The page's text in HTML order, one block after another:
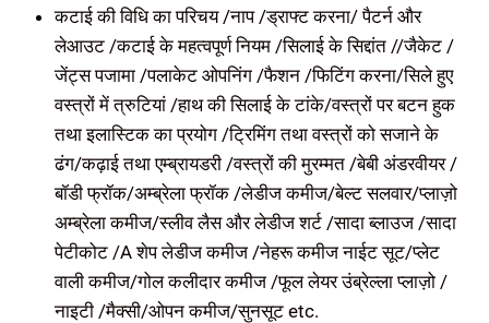
कटाई की विधि का परिचय /नाप /ड्राफ्ट करना/ पैटर्न और
लेआउट /कटाई के महत्वपूर्ण नियम /सिलाई के सिद्दांत //जैकेट /
जेंट्स पजामा /पलाकेट ओपनिंग /फैशन /फिटिंग करना/सिले हुए
वस्त्रों में त्रुटियां /हाथ की सिलाई के टांके/वस्त्रों पर बटन हुक
तथा इलास्टिक का प्रयोग /ट्रिमिंग तथा वस्त्रों को सजाने के
ढंग/कढ़ाई तथा एम्ब्रायडरी /वस्त्रों की मुरम्मत /बेबी अंडरवीयर /
बॉडी फ्रॉक/अम्ब्रेला फ्रॉक /लेडीज कमीज/बेल्ट सलवार/प्लाज़ो
अम्ब्रेला कमीज/स्लीव लैस और लेडीज शर्ट /सादा ब्लाउज /सादा
पेटीकोट /A शेप लेडीज कमीज /नेहरू कमीज नाईट सूट/प्लेट
वाली कमीज/गोल कलीदार कमीज /फूल लेयर उंब्रेल्ला प्लाज़ो /
नाइटी /मैक्सी/ओपन कमीज/सुनसूट etc.